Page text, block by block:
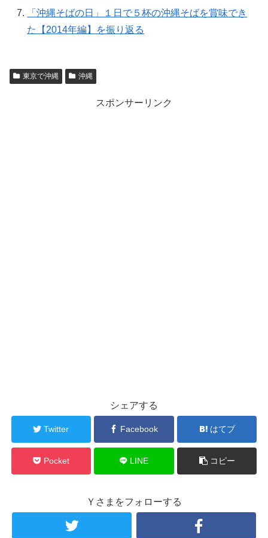
「沖縄そばの日」１日で５杯の沖縄そばを賞味でき
た【2014年編】を振り返る
東京で沖縄 沖縄
スポンサーリンク
シェアする
Twitter Facebook はてブ
Pocket LINE コピー
Ｙさまをフォローする